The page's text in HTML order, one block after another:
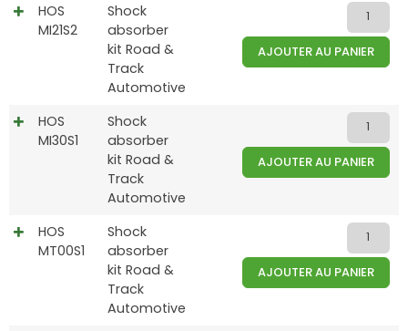
HOS
MI21S2
Shock
absorber
kit Road &
Track
Automotive
AJOUTER AU PANIER
HOS
MI30S1
Shock
absorber
kit Road &
Track
Automotive
AJOUTER AU PANIER
HOS
MT00S1
Shock
absorber
kit Road &
Track
Automotive
AJOUTER AU PANIER